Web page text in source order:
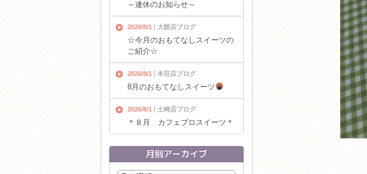
～連休のお知らせ～
2026/8/1 大館店ブログ
☆今月のおもてなしスイーツの
ご紹介☆
2026/8/1 本荘店ブログ
8月のおもてなしスイーツ
2026/8/1 土崎店ブログ
＊８月 カフェプロスイーツ＊